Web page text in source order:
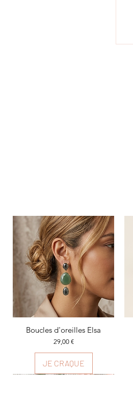
Aperçu rapide
Boucles d'oreilles Elsa
Prix
29,00 €
JE CRAQUE